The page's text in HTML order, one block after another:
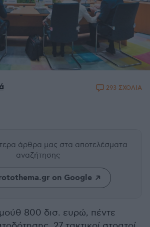
293 ΣΧΟΛΙΑ
άρθρα μας στα αποτελέσματα
αναζήτησης
on Google
800 δισ. ευρώ, πέντε